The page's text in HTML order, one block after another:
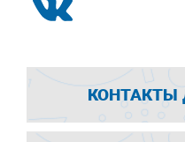
КОНТАКТЫ